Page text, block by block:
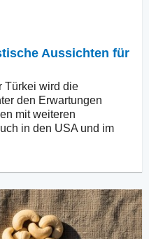
Aussichten für
Türkei wird die
den Erwartungen
mit weiteren
in den USA und im